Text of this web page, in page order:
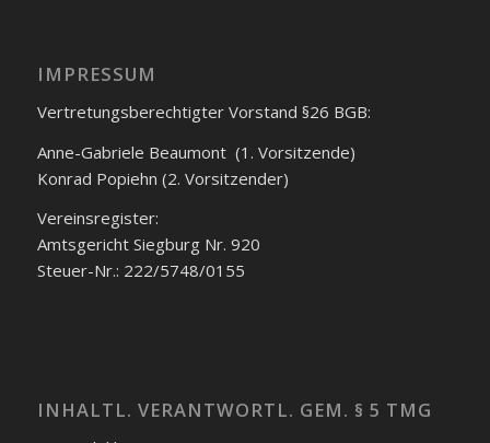
IMPRESSUM
Vertretungsberechtigter Vorstand §26 BGB:
Anne-Gabriele Beaumont (1. Vorsitzende)
Konrad Popiehn (2. Vorsitzender)
Vereinsregister:
Amtsgericht Siegburg Nr. 920
Steuer-Nr.: 222/5748/0155
INHALTL. VERANTWORTL. GEM. § 5 TMG